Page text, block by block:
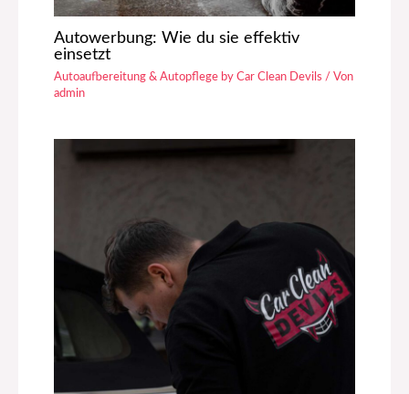
Autowerbung: Wie du sie effektiv
einsetzt
Autoaufbereitung & Autopflege by Car Clean Devils / Von
admin